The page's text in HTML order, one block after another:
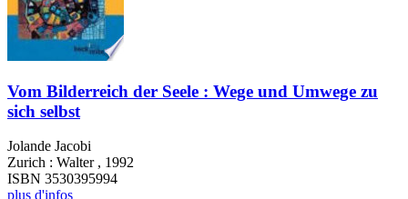
Vom Bilderreich der Seele : Wege und Umwege zu
sich selbst
Jolande Jacobi
Zurich : Walter , 1992
ISBN 3530395994
plus d'infos